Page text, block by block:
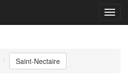
Menu
Saint-Nectaire